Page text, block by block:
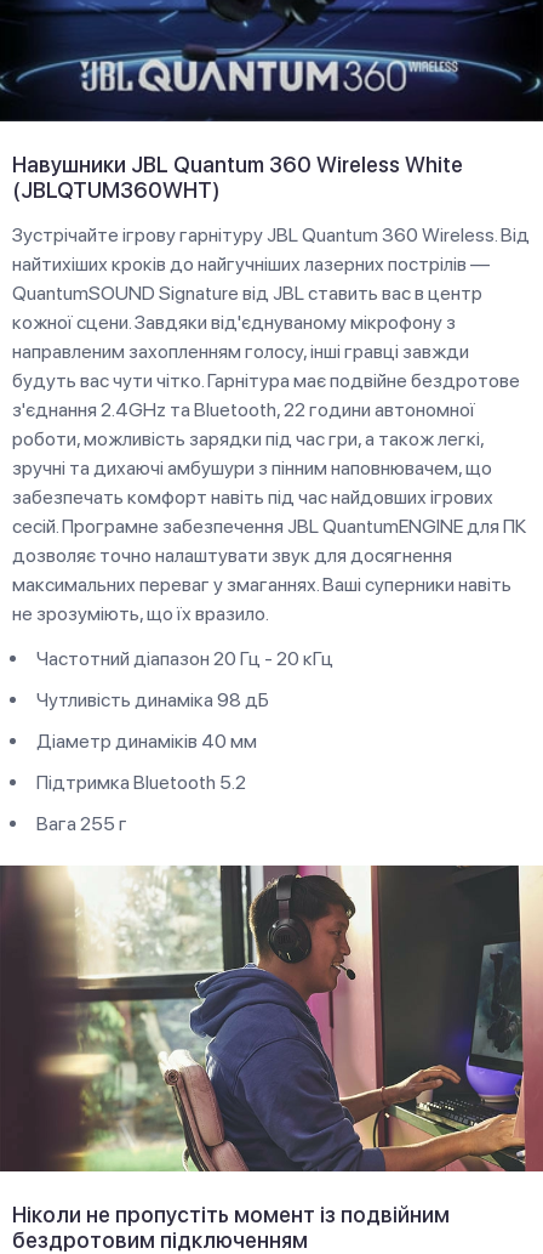
Навушники JBL Quantum 360 Wireless White
(JBLQTUM360WHT)
Зустрічайте ігрову гарнітуру JBL Quantum 360 Wireless. Від
найтихіших кроків до найгучніших лазерних пострілів —
QuantumSOUND Signature від JBL ставить вас в центр
кожної сцени. Завдяки від'єднуваному мікрофону з
направленим захопленням голосу, інші гравці завжди
будуть вас чути чітко. Гарнітура має подвійне бездротове
з'єднання 2.4GHz та Bluetooth, 22 години автономної
роботи, можливість зарядки під час гри, а також легкі,
зручні та дихаючі амбушури з пінним наповнювачем, що
забезпечать комфорт навіть під час найдовших ігрових
сесій. Програмне забезпечення JBL QuantumENGINE для ПК
дозволяє точно налаштувати звук для досягнення
максимальних переваг у змаганнях. Ваші суперники навіть
не зрозуміють, що їх вразило.
Частотний діапазон 20 Гц - 20 кГц
Чутливість динаміка 98 дБ
Діаметр динаміків 40 мм
Підтримка Bluetooth 5.2
Вага 255 г
Ніколи не пропустіть момент із подвійним
бездротовим підключенням